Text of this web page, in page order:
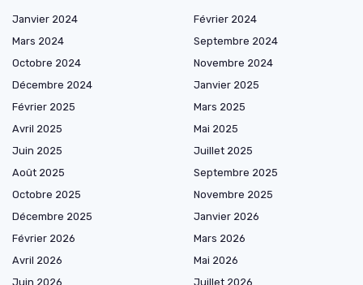
Janvier 2024
Février 2024
Mars 2024
Septembre 2024
Octobre 2024
Novembre 2024
Décembre 2024
Janvier 2025
Février 2025
Mars 2025
Avril 2025
Mai 2025
Juin 2025
Juillet 2025
Août 2025
Septembre 2025
Octobre 2025
Novembre 2025
Décembre 2025
Janvier 2026
Février 2026
Mars 2026
Avril 2026
Mai 2026
Juin 2026
Juillet 2026